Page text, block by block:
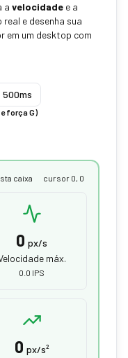
a velocidadee a
e desenha sua
em um desktop com
500ms
força G)
caixa cursor 0, 0
0 px/s
máx.
0.0 IPS
0 px/s²